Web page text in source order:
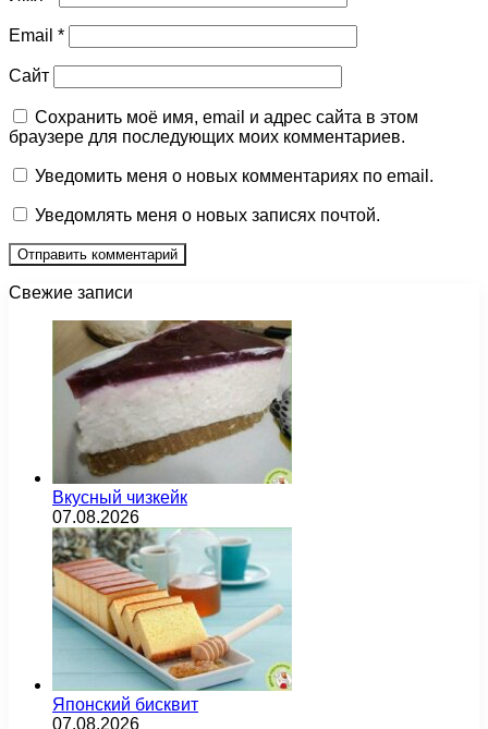
Email *
Сайт
Сохранить моё имя, email и адрес сайта в этом
браузере для последующих моих комментариев.
Уведомить меня о новых комментариях по email.
Уведомлять меня о новых записях почтой.
Свежие записи
Вкусный чизкейк
07.08.2026
Японский бисквит
07.08.2026